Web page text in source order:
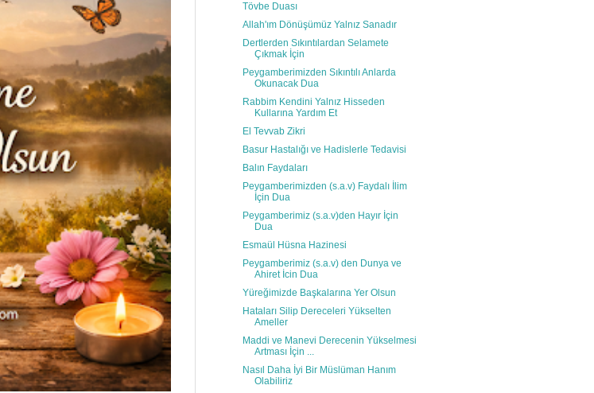
Tövbe Duası
Allah'ım Dönüşümüz Yalnız Sanadır
Dertlerden Sıkıntılardan Selamete
Çıkmak İçin
Peygamberimizden Sıkıntılı Anlarda
Okunacak Dua
Rabbim Kendini Yalnız Hisseden
Kullarına Yardım Et
El Tevvab Zikri
Basur Hastalığı ve Hadislerle Tedavisi
Balın Faydaları
Peygamberimizden (s.a.v) Faydalı İlim
İçin Dua
Peygamberimiz (s.a.v)den Hayır İçin
Dua
Esmaül Hüsna Hazinesi
Peygamberimiz (s.a.v) den Dunya ve
Ahiret İcin Dua
Yüreğimizde Başkalarına Yer Olsun
Hataları Silip Dereceleri Yükselten
Ameller
Maddi ve Manevi Derecenin Yükselmesi
Artması İçin ...
Nasıl Daha İyi Bir Müslüman Hanım
Olabiliriz